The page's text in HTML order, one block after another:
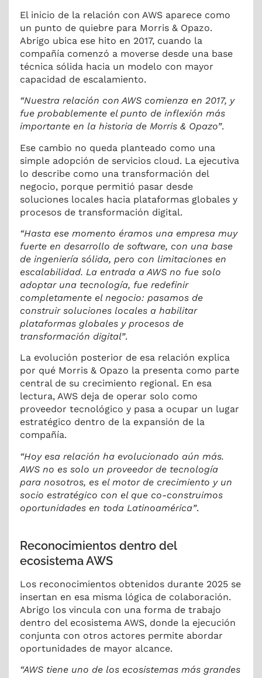
El inicio de la relación con AWS aparece como
un punto de quiebre para Morris & Opazo.
Abrigo ubica ese hito en 2017, cuando la
compañía comenzó a moverse desde una base
técnica sólida hacia un modelo con mayor
capacidad de escalamiento.
“Nuestra relación con AWS comienza en 2017, y
fue probablemente el punto de inflexión más
importante en la historia de Morris & Opazo”.
Ese cambio no queda planteado como una
simple adopción de servicios cloud. La ejecutiva
lo describe como una transformación del
negocio, porque permitió pasar desde
soluciones locales hacia plataformas globales y
procesos de transformación digital.
“Hasta ese momento éramos una empresa muy
fuerte en desarrollo de software, con una base
de ingeniería sólida, pero con limitaciones en
escalabilidad. La entrada a AWS no fue solo
adoptar una tecnología, fue redefinir
completamente el negocio: pasamos de
construir soluciones locales a habilitar
plataformas globales y procesos de
transformación digital”.
La evolución posterior de esa relación explica
por qué Morris & Opazo la presenta como parte
central de su crecimiento regional. En esa
lectura, AWS deja de operar solo como
proveedor tecnológico y pasa a ocupar un lugar
estratégico dentro de la expansión de la
compañía.
“Hoy esa relación ha evolucionado aún más.
AWS no es solo un proveedor de tecnología
para nosotros, es el motor de crecimiento y un
socio estratégico con el que co-construimos
oportunidades en toda Latinoamérica”.
Reconocimientos dentro del
ecosistema AWS
Los reconocimientos obtenidos durante 2025 se
insertan en esa misma lógica de colaboración.
Abrigo los vincula con una forma de trabajo
dentro del ecosistema AWS, donde la ejecución
conjunta con otros actores permite abordar
oportunidades de mayor alcance.
“AWS tiene uno de los ecosistemas más grandes